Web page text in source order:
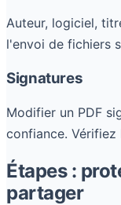
Auteur, logiciel,
l'envoi de fichiers
Signatures
Modifier un PDF
confiance.
Étapes :
partager